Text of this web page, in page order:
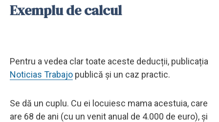
Exemplu de calcul
Pentru a vedea clar toate aceste deducții, publicația
Noticias Trabajo publică și un caz practic.
Se dă un cuplu. Cu ei locuiesc mama acestuia, care
are 68 de ani (cu un venit anual de 4.000 de euro), și